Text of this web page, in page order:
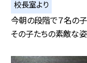
校長室より
今朝の段階で７名の
その子たちの素敵な